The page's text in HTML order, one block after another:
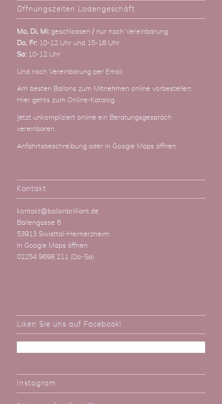
Öffnungszeiten Ladengeschäft
Mo, Di, Mi:geschlossen / nur nach Vereinbarung
Do, Fr:10-12 Uhr und 15-18 Uhr
Sa:10-12 Uhr
Und nach Vereinbarung per Email
Am besten Ballons zum Mitnehmen online vorbestellen:
Hier gehts zum Online-Katalog.
Jetzt unkompliziert online ein Beratungsgespräch
vereinbaren.
Anfahrtsbeschreibung oder In Google Maps öffnen
Kontakt
kontakt@ballonbrilliant.de
Ballengasse 6
53913 Swisttal-Heimerzheim
In Google Maps öffnen
02254 9698 211 (Do-Sa)
Liken Sie uns auf Facebook!
Instagram